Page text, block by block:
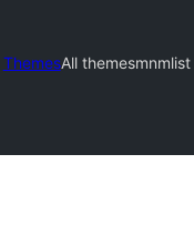
ThemesAll themesmnmlist